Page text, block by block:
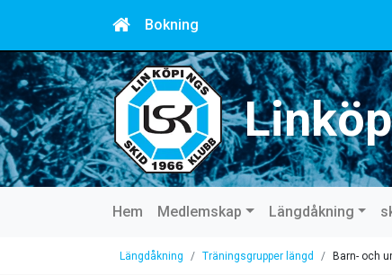
Bokning
Hem Medlemskap Längdåkning
Längdåkning Träningsgrupper längd Barn- och